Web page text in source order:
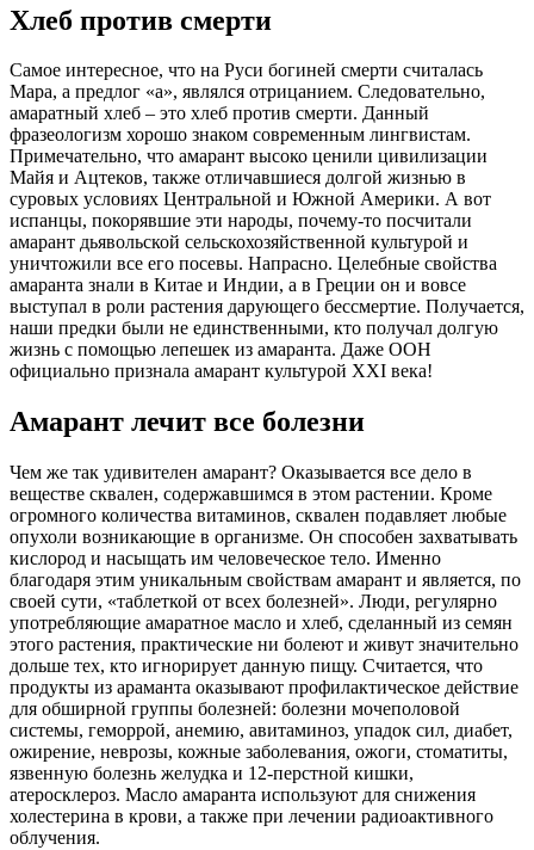
Хлеб против смерти
Самое интересное, что на Руси богиней смерти считалась
Мара, а предлог «а», являлся отрицанием. Следовательно,
амаратный хлеб – это хлеб против смерти. Данный
фразеологизм хорошо знаком современным лингвистам.
Примечательно, что амарант высоко ценили цивилизации
Майя и Ацтеков, также отличавшиеся долгой жизнью в
суровых условиях Центральной и Южной Америки. А вот
испанцы, покорявшие эти народы, почему-то посчитали
амарант дьявольской сельскохозяйственной культурой и
уничтожили все его посевы. Напрасно. Целебные свойства
амаранта знали в Китае и Индии, а в Греции он и вовсе
выступал в роли растения дарующего бессмертие. Получается,
наши предки были не единственными, кто получал долгую
жизнь с помощью лепешек из амаранта. Даже ООН
официально признала амарант культурой XXI века!
Амарант лечит все болезни
Чем же так удивителен амарант? Оказывается все дело в
веществе сквален, содержавшимся в этом растении. Кроме
огромного количества витаминов, сквален подавляет любые
опухоли возникающие в организме. Он способен захватывать
кислород и насыщать им человеческое тело. Именно
благодаря этим уникальным свойствам амарант и является, по
своей сути, «таблеткой от всех болезней». Люди, регулярно
употребляющие амаратное масло и хлеб, сделанный из семян
этого растения, практические ни болеют и живут значительно
дольше тех, кто игнорирует данную пищу. Считается, что
продукты из араманта оказывают профилактическое действие
для обширной группы болезней: болезни мочеполовой
системы, геморрой, анемию, авитаминоз, упадок сил, диабет,
ожирение, неврозы, кожные заболевания, ожоги, стоматиты,
язвенную болезнь желудка и 12-перстной кишки,
атеросклероз. Масло амаранта используют для снижения
холестерина в крови, а также при лечении радиоактивного
облучения.